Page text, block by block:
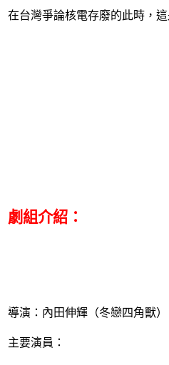
在台灣爭論核電存廢的此時，
劇組介紹：
導演：內田伸輝（冬戀四角獸）
主要演員：